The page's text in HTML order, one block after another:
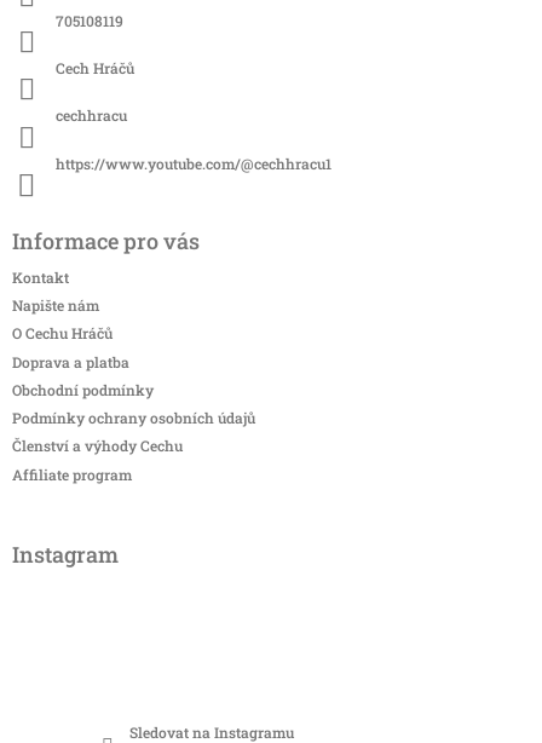
705108119
Cech Hráčů
cechhracu
https://www.youtube.com/@cechhracu1
Informace pro vás
Kontakt
Napište nám
O Cechu Hráčů
Doprava a platba
Obchodní podmínky
Podmínky ochrany osobních údajů
Členství a výhody Cechu
Affiliate program
Instagram
Sledovat na Instagramu